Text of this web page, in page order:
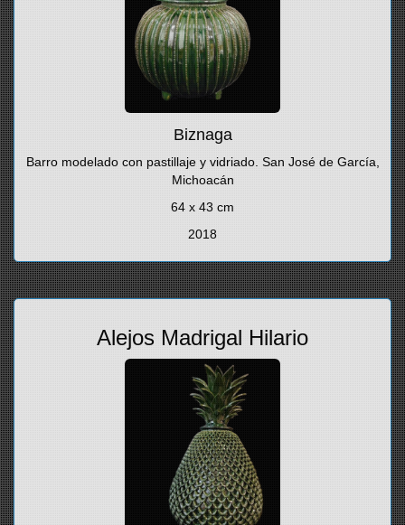
Biznaga
Barro modelado con pastillaje y vidriado. San José de García,
Michoacán
64 x 43 cm
2018
Alejos Madrigal Hilario